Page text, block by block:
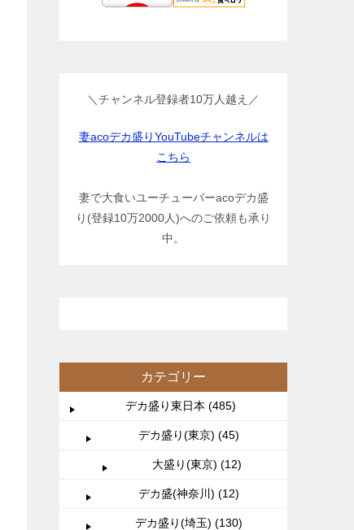
＼チャンネル登録者10万人越え／
妻acoデカ盛りYouTubeチャンネルは
こちら
妻で大食いユーチューバーacoデカ盛
り(登録10万2000人)へのご依頼も承り
中。
カテゴリー
デカ盛り東日本 (485)
デカ盛り(東京) (45)
大盛り(東京) (12)
デカ盛(神奈川) (12)
デカ盛り(埼玉) (130)